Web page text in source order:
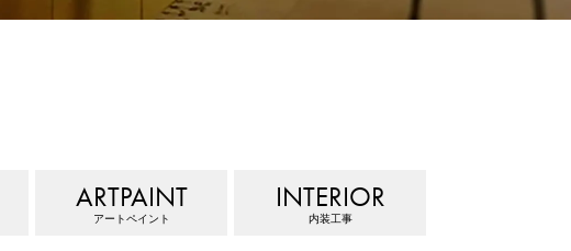
ARTPAINT
アートペイント
INTERIOR
内装工事